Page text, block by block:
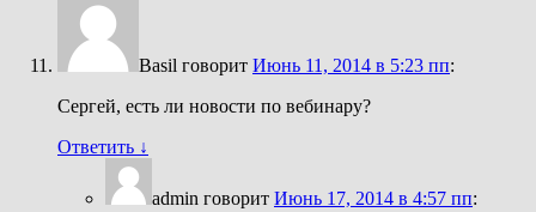
Basil говорит Июнь 11, 2014 в 5:23 пп:
Сергей, есть ли новости по вебинару?
Ответить ↓
admin говорит Июнь 17, 2014 в 4:57 пп: